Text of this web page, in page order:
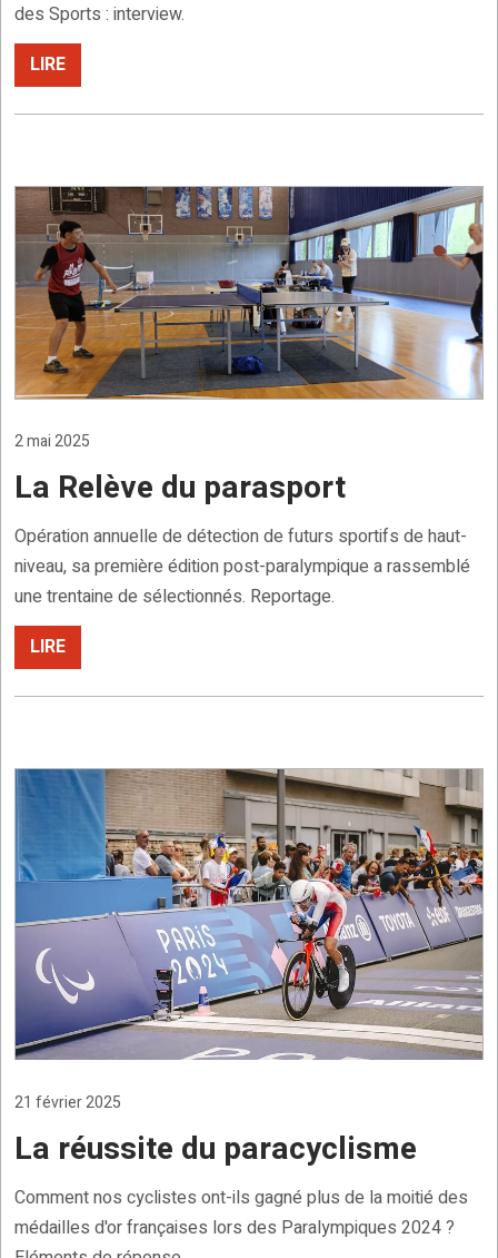
des Sports : interview.
LIRE
2 mai 2025
La Relève du parasport
Opération annuelle de détection de futurs sportifs de haut-
niveau, sa première édition post-paralympique a rassemblé
une trentaine de sélectionnés. Reportage.
LIRE
21 février 2025
La réussite du paracyclisme
Comment nos cyclistes ont-ils gagné plus de la moitié des
médailles d'or françaises lors des Paralympiques 2024 ?